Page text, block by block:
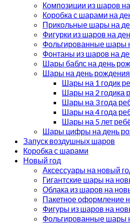
Композиции из шаров
Коробка с шарами на
Прикольные шары на
Фигурки из шаров на
Фольгированные шары
Фонтаны из шаров на
Шары баблс на день
Шары на день рождения
Шары на 1 годик
Шары на 2 годика
Шары на 3 года
Шары на 4 года
Шары на 5 лет
Шары цифры на день
Запуск воздушных шаров
Коробка с шарами
Новый год
Аксессуары на новый
Гигантские шары на
Облака из шаров на
Пакетное оформление
Фигуры из шаров на
Фольгированные шары